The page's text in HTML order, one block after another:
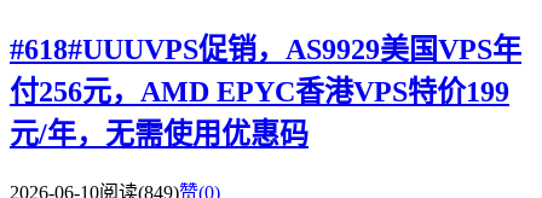
#618#UUUVPS促销，AS9929美国VPS年
付256元，AMD EPYC香港VPS特价199
元/年，无需使用优惠码
2026-06-10阅读(849)赞(0)